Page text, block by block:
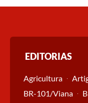
EDITORIAS
Agricultura
BR-101/Viana